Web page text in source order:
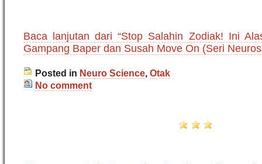
Baca lanjutan dari “Stop Salahin Zodiak! Ini
Gampang Baper dan Susah Move On (Seri
Posted in Neuro Science, Otak
No comment